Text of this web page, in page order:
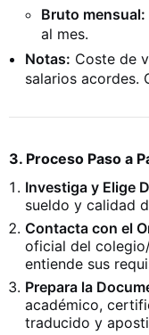
Bruto mensual:
al mes.
Notas: Coste de
salarios acordes.
3. Proceso Paso a
Investiga y Elige
sueldo y calidad
Contacta con el
oficial del
entiende sus
Prepara la
académico,
traducido y